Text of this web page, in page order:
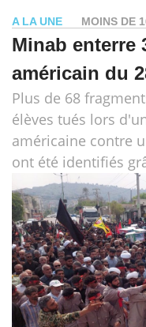
A LA UNE MOINS DE
Minab enterre
américain du
Plus de 68
élèves tués lors
américaine contre
ont été identifiés